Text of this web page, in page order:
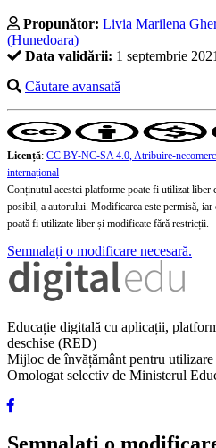
Propunător: Livia Marilena
(Hunedoara)
Data validării: 1 septembrie 2021
Căutare avansată
Licență: CC BY-NC-SA 4.0, Atribuire-
internațional
Conținutul acestei platforme poate fi utilizat liber
posibil, a autorului. Modificarea este permisă,
poată fi utilizate liber și modificate fără restricții.
Semnalați o modificare necesară.
Educație digitală cu aplicații,
deschise (RED)
Mijloc de învățământ pentru
Omologat selectiv de Ministerul